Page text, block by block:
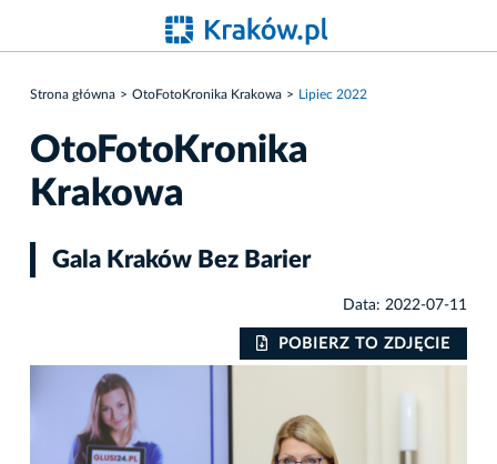
Strona główna OtoFotoKronika Krakowa Lipiec 2022
OtoFotoKronika
Krakowa
Gala Kraków Bez Barier
Data: 2022-07-11
POBIERZ TO ZDJĘCIE